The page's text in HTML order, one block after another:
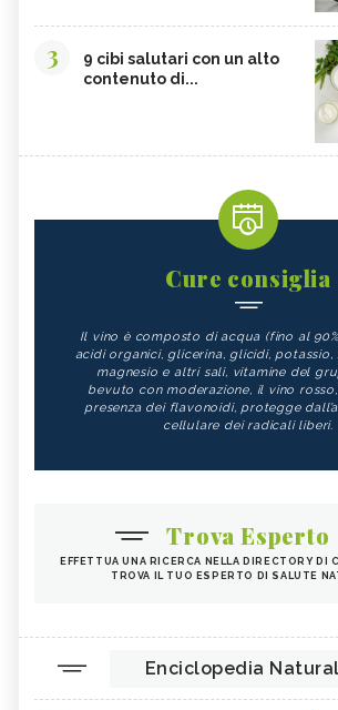
3
9 cibi salutari con un alto
contenuto di...
Cure consiglia
Il vino è composto di acqua (fino al
acidi organici, glicerina, glicidi, potassio,
magnesio e altri sali, vitamine del
bevuto con moderazione, il vino
presenza dei flavonoidi, protegge
cellulare dei radicali liberi.
Trova Esperto
EFFETTUA UNA RICERCA NELLA DIRECTORY DI
TROVA IL TUO ESPERTO DI SALUTE
Enciclopedia